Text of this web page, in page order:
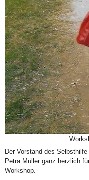
Der Vorstand des
Petra Müller ganz herzlich
Workshop.